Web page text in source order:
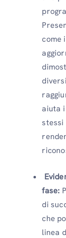
come
aiuta
stessi
fase:
di
che
linea